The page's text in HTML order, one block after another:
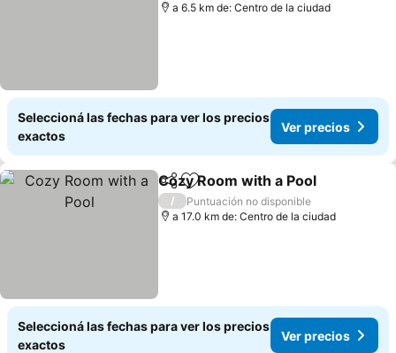
a 6.5 km de: Centro de la ciudad
Seleccioná las fechas para ver los precios
exactos
Ver precios
CompartirAñadir a favoritos
Cozy Room with a Pool
/
Puntuación no disponible
a 17.0 km de: Centro de la ciudad
Seleccioná las fechas para ver los precios
exactos
Ver precios